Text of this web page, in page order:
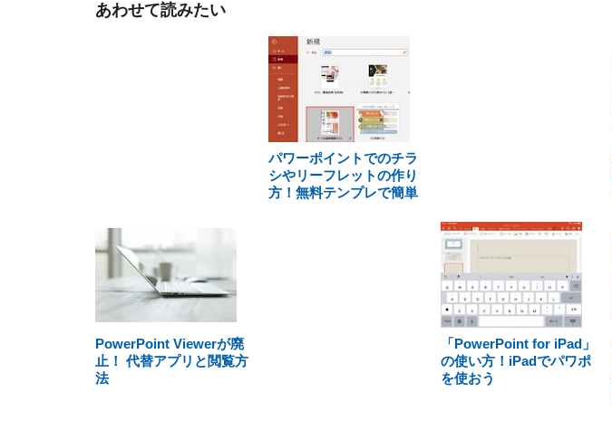
あわせて読みたい
パワーポイントでのチラ
シやリーフレットの作り
方！無料テンプレで簡単
PowerPoint Viewerが廃
止！ 代替アプリと閲覧方
法
「PowerPoint for iPad」
の使い方！iPadでパワポ
を使おう